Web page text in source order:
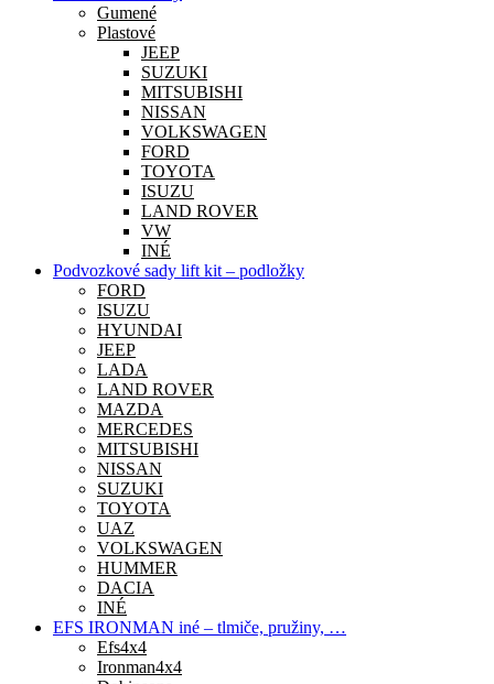
Gumené
Plastové
JEEP
SUZUKI
MITSUBISHI
NISSAN
VOLKSWAGEN
FORD
TOYOTA
ISUZU
LAND ROVER
VW
INÉ
Podvozkové sady lift kit – podložky
FORD
ISUZU
HYUNDAI
JEEP
LADA
LAND ROVER
MAZDA
MERCEDES
MITSUBISHI
NISSAN
SUZUKI
TOYOTA
UAZ
VOLKSWAGEN
HUMMER
DACIA
INÉ
EFS IRONMAN iné – tlmiče, pružiny, …
Efs4x4
Ironman4x4